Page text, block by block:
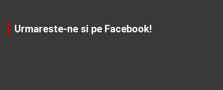
Urmareste-ne si pe Facebook!